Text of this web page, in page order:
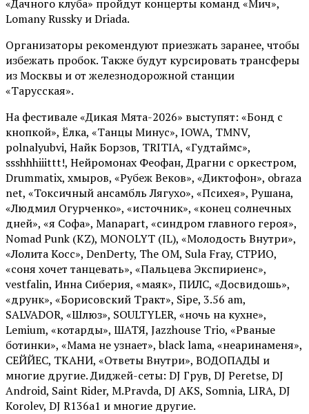
«Дачного клуба» пройдут концерты команд «Мич»,
Lomany Russky и Driada.
Организаторы рекомендуют приезжать заранее, чтобы
избежать пробок. Также будут курсировать трансферы
из Москвы и от железнодорожной станции
«Тарусская».
На фестивале «Дикая Мята-2026» выступят: «Бонд с
кнопкой», Ёлка, «Танцы Минус», IOWA, TMNV,
polnalyubvi, Найк Борзов, TRITIA, «Гудтаймс»,
ssshhhiiittt!, Нейромонах Феофан, Драгни с оркестром,
Drummatix, хмыров, «Рубеж Веков», «Диктофон», obraza
net, «Токсичный ансамбль Лягухо», «Психея», Рушана,
«Людмил Огурченко», «источник», «конец солнечных
дней», «я Софа», Manapart, «синдром главного героя»,
Nomad Punk (KZ), MONOLYT (IL), «Молодость Внутри»,
«Лолита Косс», DenDerty, The OM, Sula Fray, СТРИО,
«соня хочет танцевать», «Пальцева Экспириенс»,
vestfalin, Инна Сиберия, «маяк», ПИЛС, «Досвидошь»,
«друнк», «Борисовский Тракт», Sipe, 3.56 am,
SALVADOR, «Шлюз», SOULTYLER, «ночь на кухне»,
Lemium, «котарды», ШАТЯ, Jazzhouse Trio, «Рваные
ботинки», «Мама не узнает», black lama, «неаринаменя»,
СЕЙЙЕС, ТКАНИ, «Ответы Внутри», ВОДОПАДЫ и
многие другие. Диджей-сеты: DJ Грув, DJ Peretse, DJ
Android, Saint Rider, М.Pravda, DJ AKS, Somnia, LIRA, DJ
Korolev, DJ R136a1 и многие другие.